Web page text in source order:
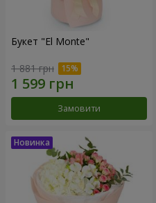
Букет "El Monte"
1 881 грн
Замовити